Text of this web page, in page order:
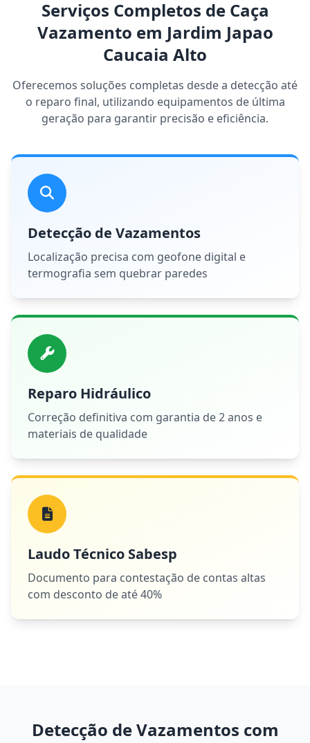
Serviços Completos de Caça
Vazamento em Jardim Japao
Caucaia Alto
Oferecemos soluções completas desde a detecção até
o reparo final, utilizando equipamentos de última
geração para garantir precisão e eficiência.
Detecção de Vazamentos
Localização precisa com geofone digital e
termografia sem quebrar paredes
Reparo Hidráulico
Correção definitiva com garantia de 2 anos e
materiais de qualidade
Laudo Técnico Sabesp
Documento para contestação de contas altas
com desconto de até 40%
Detecção de Vazamentos com